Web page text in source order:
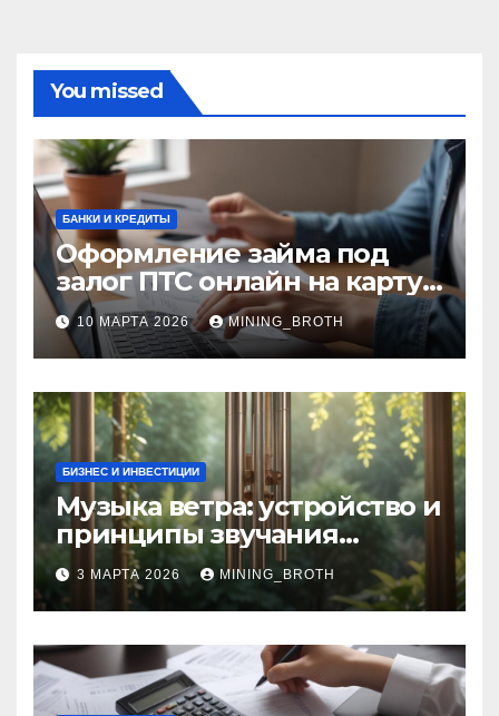
You missed
БАНКИ И КРЕДИТЫ
Оформление займа под
залог ПТС онлайн на карту
без визита в офис: порядок,
требования и документы
10 МАРТА 2026 MINING_BROTH
БИЗНЕС И ИНВЕСТИЦИИ
Музыка ветра: устройство и
принципы звучания
колокольчиков
3 МАРТА 2026 MINING_BROTH